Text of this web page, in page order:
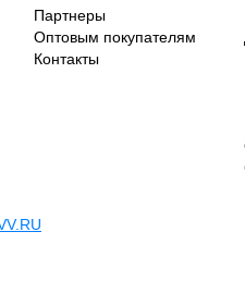
Партнеры
Оптовым покупателям
Контакты